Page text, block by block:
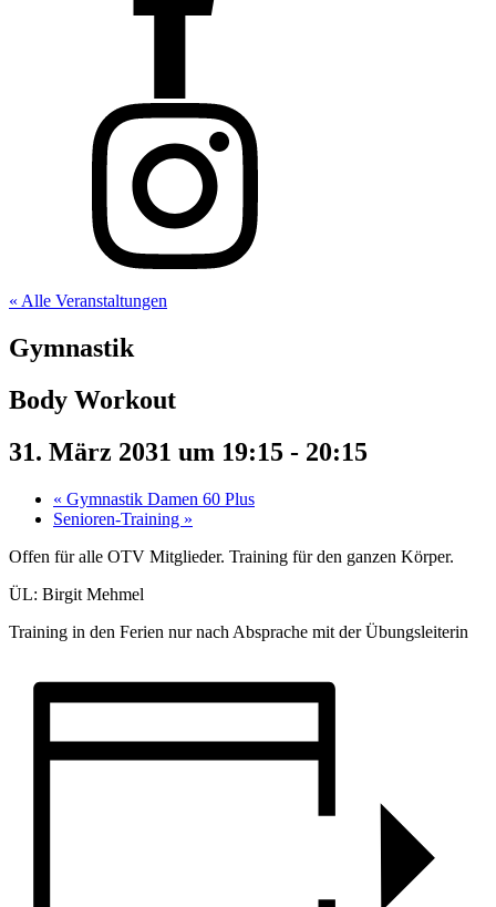
« Alle Veranstaltungen
Gymnastik
Body Workout
31. März 2031 um 19:15 - 20:15
« Gymnastik Damen 60 Plus
Senioren-Training »
Offen für alle OTV Mitglieder. Training für den ganzen Körper.
ÜL: Birgit Mehmel
Training in den Ferien nur nach Absprache mit der Übungsleiterin